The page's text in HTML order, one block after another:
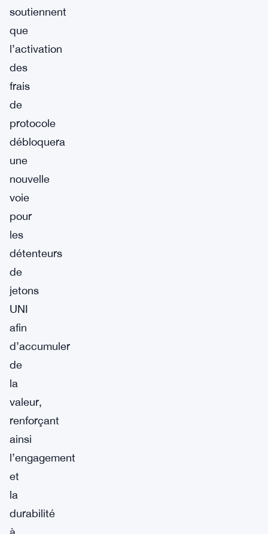
soutiennent
que
l’activation
des
frais
de
protocole
débloquera
une
nouvelle
voie
pour
les
détenteurs
de
jetons
UNI
afin
d’accumuler
de
la
valeur,
renforçant
ainsi
l’engagement
et
la
durabilité